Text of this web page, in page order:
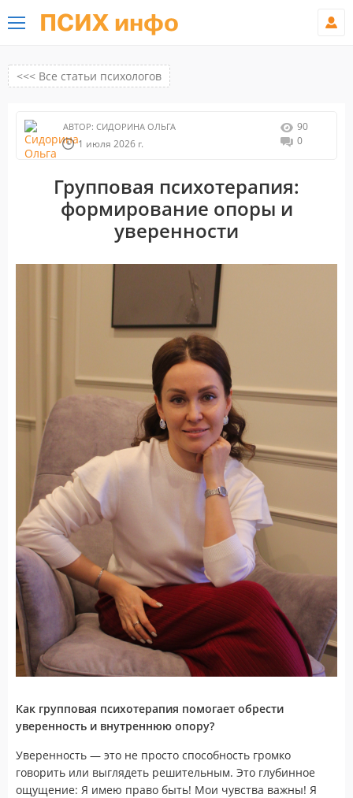
ПСИХ инфо
<<< Все статьи психологов
АВТОР: СИДОРИНА ОЛЬГА
1 июля 2026 г.
90
0
Групповая психотерапия:
формирование опоры и
уверенности
Как групповая психотерапия помогает обрести
уверенность и внутреннюю опору?
Уверенность — это не просто способность громко
говорить или выглядеть решительным. Это глубинное
ощущение: Я имею право быть! Мои чувства важны! Я